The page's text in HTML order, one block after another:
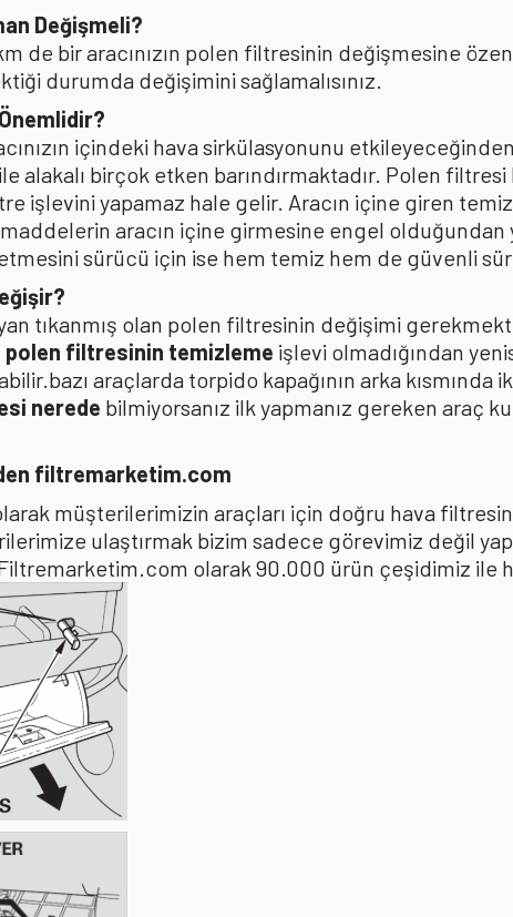
Değişmeli?
de bir aracınızın polen filtresinin değişmesine
durumda değişimini sağlamalısınız.
içindeki hava sirkülasyonunu
alakalı birçok etken barındırmaktadır. Polen
işlevini yapamaz hale gelir. Aracın içine giren
aracın içine girmesine engel
sürücü için ise hem temiz hem de güvenli
tıkanmış olan polen filtresinin değişimi
polen filtresinin temizleme işlevi olmadığından
araçlarda torpido kapağının arka
nerede bilmiyorsanız ilk yapmanız gereken araç
filtremarketim.com
müşterilerimizin araçları için doğru hava
ulaştırmak bizim sadece görevimiz değil
olarak 90.000 ürün çeşidimiz ile